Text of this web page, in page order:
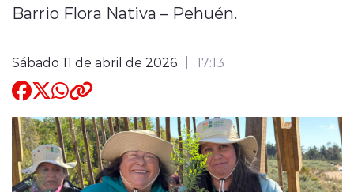
Deportes
Entrevistas
Quienes Somos
Barrio Flora Nativa – Pehuén.
Sábado 11 de abril de 2026 17:13